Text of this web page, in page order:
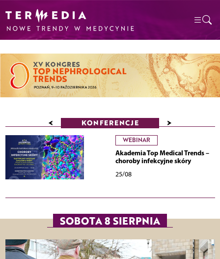
< KONFERENCJE >
WEBINAR
Akademia Top Medical Trends –
choroby infekcyjne skóry
25/08
SOBOTA 8 SIERPNIA